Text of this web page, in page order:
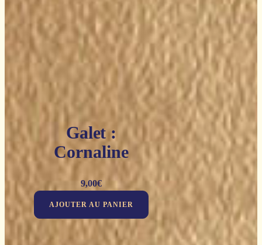
Galet :
Cornaline
9,00€
AJOUTER AU PANIER